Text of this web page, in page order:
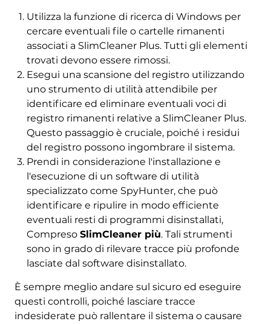
Utilizza la funzione di ricerca di Windows per
cercare eventuali file o cartelle rimanenti
associati a SlimCleaner Plus. Tutti gli elementi
trovati devono essere rimossi.
Esegui una scansione del registro utilizzando
uno strumento di utilità attendibile per
identificare ed eliminare eventuali voci di
registro rimanenti relative a SlimCleaner Plus.
Questo passaggio è cruciale, poiché i residui
del registro possono ingombrare il sistema.
Prendi in considerazione l'installazione e
l'esecuzione di un software di utilità
specializzato come SpyHunter, che può
identificare e ripulire in modo efficiente
eventuali resti di programmi disinstallati,
Compreso SlimCleaner più. Tali strumenti
sono in grado di rilevare tracce più profonde
lasciate dal software disinstallato.
È sempre meglio andare sul sicuro ed eseguire
questi controlli, poiché lasciare tracce
indesiderate può rallentare il sistema o causare